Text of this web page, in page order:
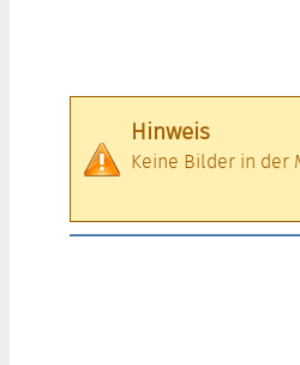
Hinweis
Keine Bilder in der